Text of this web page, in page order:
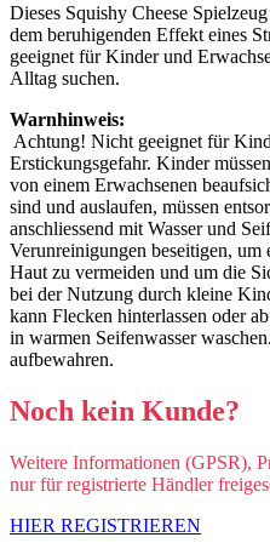
Dieses Squishy Cheese
dem beruhigenden Effekt eines
geeignet für Kinder und
Alltag suchen.
Warnhinweis:
Achtung! Nicht geeignet für
Erstickungsgefahr. Kinder
von einem Erwachsenen
sind und auslaufen, müssen
anschliessend mit Wasser und
Verunreinigungen beseitigen,
Haut zu vermeiden und um die
bei der Nutzung durch kleine
kann Flecken hinterlassen oder
in warmen Seifenwasser
aufbewahren.
Noch kein Kunde?
Weitere Informationen (GPSR),
nur für registrierte Händler
HIER REGISTRIEREN